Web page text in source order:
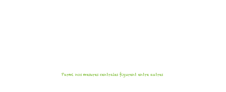
Parmi nos mesures centrales figurent entre autres